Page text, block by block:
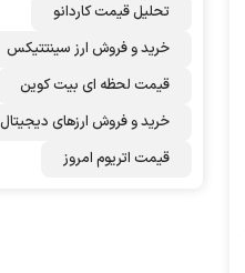
تحلیل قیمت کاردانو
خرید و فروش ارز سینتتیکس
قیمت لحظه ای بیت کوین
خرید و فروش ارزهای دیجیتال
قیمت اتریوم امروز